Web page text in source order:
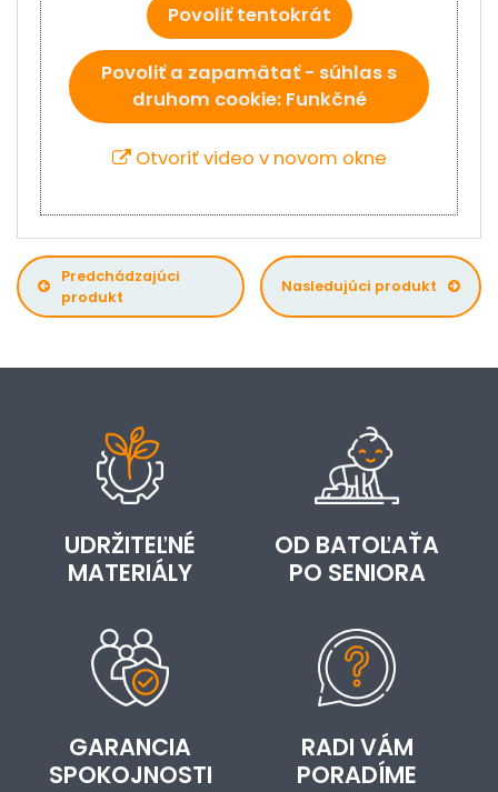
Povoliť tentokrát
Povoliť a zapamätať - súhlas s
druhom cookie: Funkčné
Otvoriť video v novom okne
Predchádzajúci
produkt
Nasledujúci produkt
UDRŽITEĽNÉ
MATERIÁLY
OD BATOĽAŤA
PO SENIORA
GARANCIA
SPOKOJNOSTI
RADI VÁM
PORADÍME